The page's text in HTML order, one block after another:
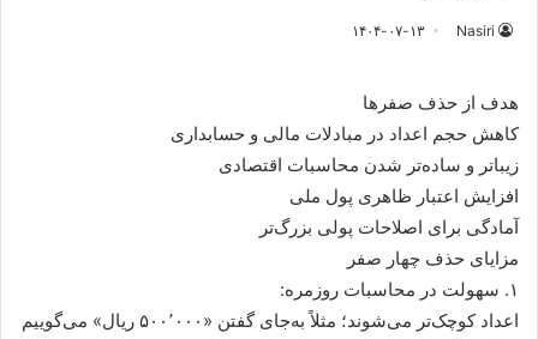
Nasiri ۱۴۰۴-۰۷-۱۳
هدف از حذف صفرها
کاهش حجم اعداد در مبادلات مالی و حسابداری
زیباتر و ساده‌تر شدن محاسبات اقتصادی
افزایش اعتبار ظاهری پول ملی
آمادگی برای اصلاحات پولی بزرگ‌تر
مزایای حذف چهار صفر
۱. سهولت در محاسبات روزمره:
اعداد کوچک‌تر می‌شوند؛ مثلاً به‌جای گفتن «۵۰۰٬۰۰۰ ریال» می‌گوییم